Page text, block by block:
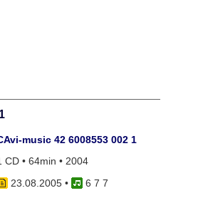
music 42 6008553 002 1
CD • 64min • 2004
23.08.2005•
6 7 7